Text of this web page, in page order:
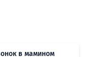
в мамином